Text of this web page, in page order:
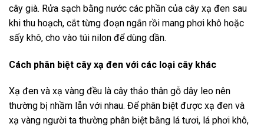
cây già. Rửa sạch bằng nước các phần của cây xạ đen sau
khi thu hoạch, cắt từng đoạn ngắn rồi mang phơi khô hoặc
sấy khô, cho vào túi nilon để dùng dần.
Cách phân biệt cây xạ đen với các loại cây khác
Xạ đen và xạ vàng đều là cây thảo thân gỗ dây leo nên
thường bị nhầm lẫn với nhau. Để phân biệt được xạ đen và
xạ vàng người ta thường phân biệt bằng lá tươi, lá phơi khô,